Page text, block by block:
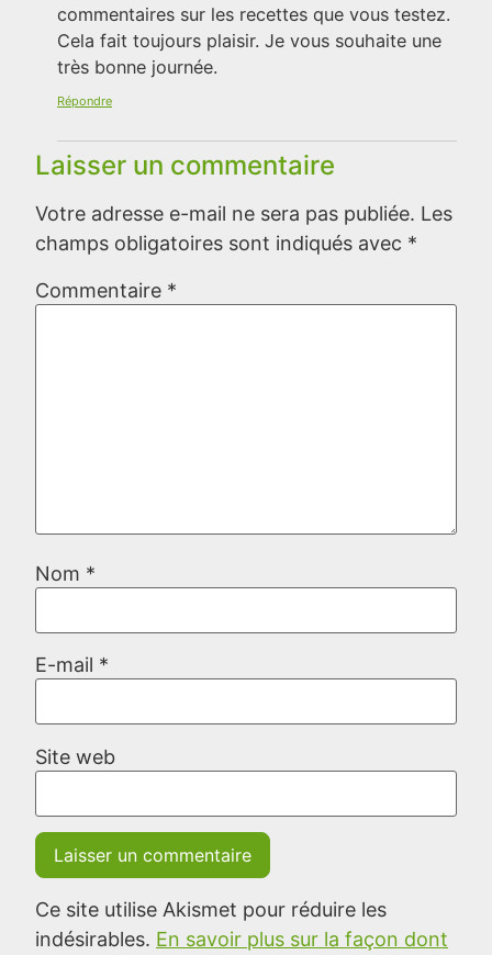
commentaires sur les recettes que vous testez.
Cela fait toujours plaisir. Je vous souhaite une
très bonne journée.
Répondre
Laisser un commentaire
Votre adresse e-mail ne sera pas publiée. Les
champs obligatoires sont indiqués avec *
Commentaire *
Nom *
E-mail *
Site web
Ce site utilise Akismet pour réduire les
indésirables. En savoir plus sur la façon dont